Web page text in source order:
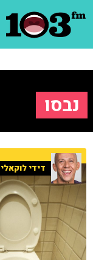
נבסו
דידי לוקאלי